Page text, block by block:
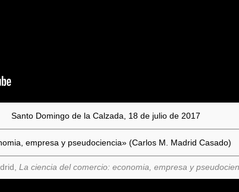
Santo Domingo de la Calzada, 18 de julio de 2017
empresa y pseudociencia» (Carlos M. Madrid Casado)
La ciencia del comercio: economia, empresa y